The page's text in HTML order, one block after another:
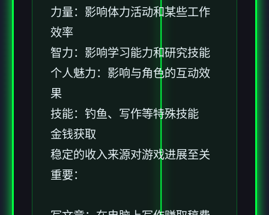
力量：影响体力活动和某些工作
效率
智力：影响学习能力和研究技能
个人魅力：影响与角色的互动效
果
技能：钓鱼、写作等特殊技能
金钱获取
稳定的收入来源对游戏进展至关
重要：